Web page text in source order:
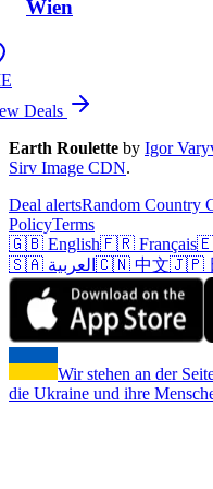
Wien
Deals
Earth Roulette by Igor
Sirv Image CDN.
Deal alertsRandom Country
PolicyTerms
🇬🇧 English🇫🇷 Français
🇸🇦 العربية 🇨🇳 中文🇯🇵
Wir stehen an der
die Ukraine und ihre